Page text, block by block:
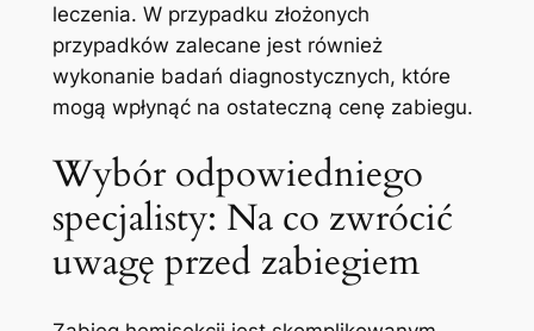
leczenia. W przypadku złożonych
przypadków zalecane⁤ jest ​również
wykonanie badań diagnostycznych, które
mogą wpłynąć na ostateczną⁤ cenę zabiegu.
Wybór odpowiedniego
specjalisty: Na co zwrócić
uwagę przed zabiegiem